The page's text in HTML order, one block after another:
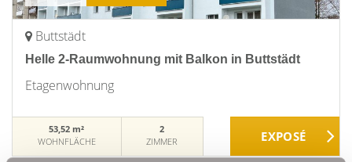
Buttstädt
Helle 2-Raumwohnung mit Balkon in Buttstädt
Etagenwohnung
53,52 m²
WOHNFLÄCHE
2
ZIMMER